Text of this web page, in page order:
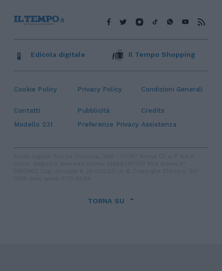
Cookie Policy Privacy Policy Condizioni Generali
Contatti Pubblicità
Credits
Modello 231
Preferenze Privacy Assistenza
Edicola digitale Il Tempo Shopping
TORNA SU